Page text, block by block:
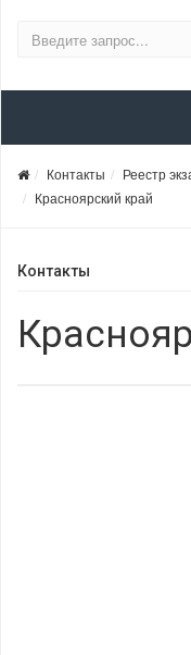
Контакты
Реестр
Красноярский край
Контакты